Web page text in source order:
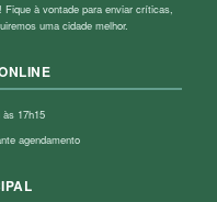
à vontade para enviar críticas,
uma cidade melhor.
17h15
agendamento